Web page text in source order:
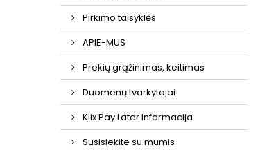
Pirkimo taisyklės
APIE-MUS
Prekių grąžinimas, keitimas
Duomenų tvarkytojai
Klix Pay Later informacija
Susisiekite su mumis